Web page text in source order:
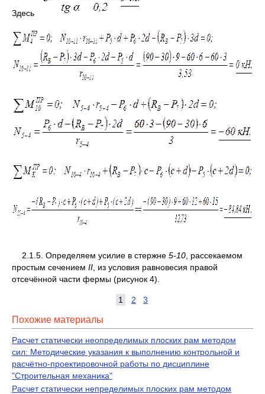
Здесь
2.1.5. Определяем усилие в стержне 5-10 , рассекаемом
простым сечением II , из условия равновесия правой
отсечённой части фермы (рисунок 4).
1 2 3
Похожие материалы
Расчет статически неопределимых плоских рам методом
сил: Методические указания к выполнению контрольной и
расчётно-проектировочной работы по дисциплине
"Строительная механика"
Расчет статически непределимых плоских рам методом